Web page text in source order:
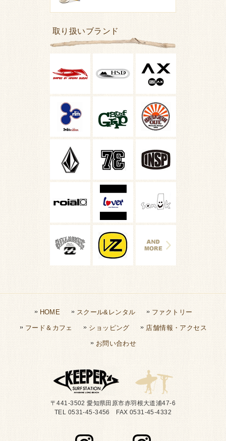
取り扱いブランド
HOME スクール&レンタル ファクトリー
フード＆カフェ ショッピング 店舗情報・アクセス
お問い合わせ
〒441-3502 愛知県田原市赤羽根大道浦47-6
TEL 0531-45-3456 FAX 0531-45-4332